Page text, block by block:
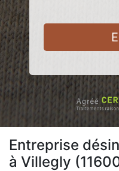
Entreprise
à Villegly